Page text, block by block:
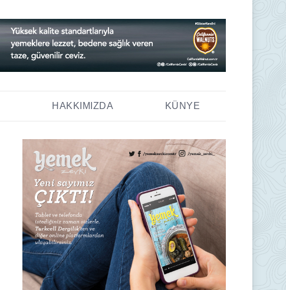
HAKKIMIZDA KÜNYE